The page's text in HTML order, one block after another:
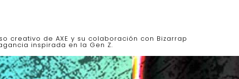
creativo de AXE y su colaboración con Bizarrap
inspirada en la Gen Z.